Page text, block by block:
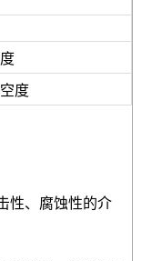
度
性、腐蚀性的介